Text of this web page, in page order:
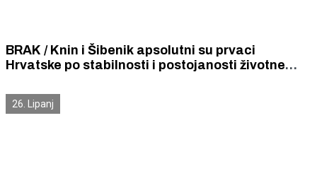
BRAK / Knin i Šibenik apsolutni su prvaci
Hrvatske po stabilnosti i postojanosti životne
26. Lipanj